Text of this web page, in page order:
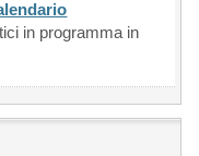
in programma in